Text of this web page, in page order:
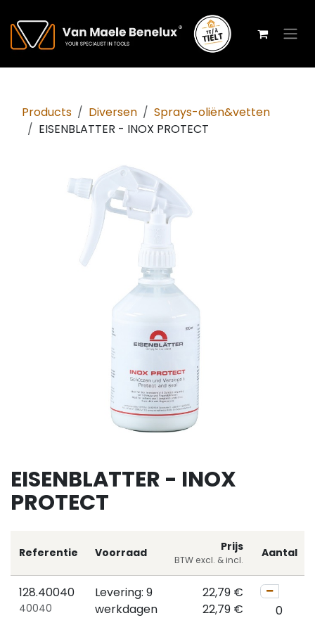
Products Diversen
Sprays-oliën&vetten
EISENBLATTER - INOX PROTECT
EISENBLATTER - INOX
PROTECT
Referentie Voorraad Prijs
BTW excl. & incl.
Aantal
128.40040
40040
Levering: 9
werkdagen
22,79 €
22,79 €